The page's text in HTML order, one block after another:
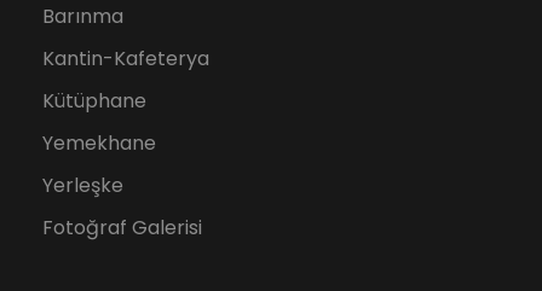
Barınma
Kantin-Kafeterya
Kütüphane
Yemekhane
Yerleşke
Fotoğraf Galerisi